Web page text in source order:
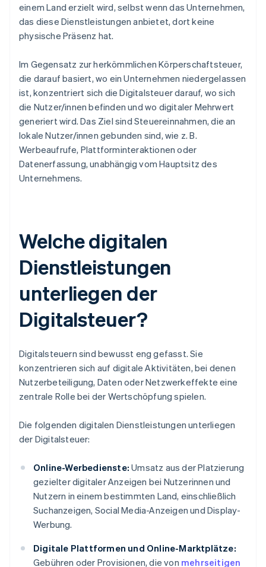
einem Land erzielt wird, selbst wenn das Unternehmen,
das diese Dienstleistungen anbietet, dort keine
physische Präsenz hat.
Im Gegensatz zur herkömmlichen Körperschaftsteuer,
die darauf basiert, wo ein Unternehmen niedergelassen
ist, konzentriert sich die Digitalsteuer darauf, wo sich
die Nutzer/innen befinden und wo digitaler Mehrwert
generiert wird. Das Ziel sind Steuereinnahmen, die an
lokale Nutzer/innen gebunden sind, wie z. B.
Werbeaufrufe, Plattforminteraktionen oder
Datenerfassung, unabhängig vom Hauptsitz des
Unternehmens.
Welche digitalen
Dienstleistungen
unterliegen der
Digitalsteuer?
Digitalsteuern sind bewusst eng gefasst. Sie
konzentrieren sich auf digitale Aktivitäten, bei denen
Nutzerbeteiligung, Daten oder Netzwerkeffekte eine
zentrale Rolle bei der Wertschöpfung spielen.
Die folgenden digitalen Dienstleistungen unterliegen
der Digitalsteuer:
Online-Werbedienste: Umsatz aus der Platzierung
gezielter digitaler Anzeigen bei Nutzerinnen und
Nutzern in einem bestimmten Land, einschließlich
Suchanzeigen, Social Media-Anzeigen und Display-
Werbung.
Digitale Plattformen und Online-Marktplätze:
Gebühren oder Provisionen, die von mehrseitigen